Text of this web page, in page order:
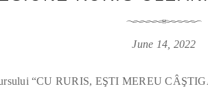
June 14, 2022
“CU RURIS, EŞTI MEREU